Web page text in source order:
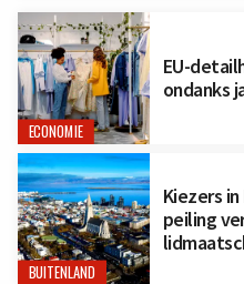
ECONOMIE
EU-
ondanks
BUITENLAND
Kiezers
peiling